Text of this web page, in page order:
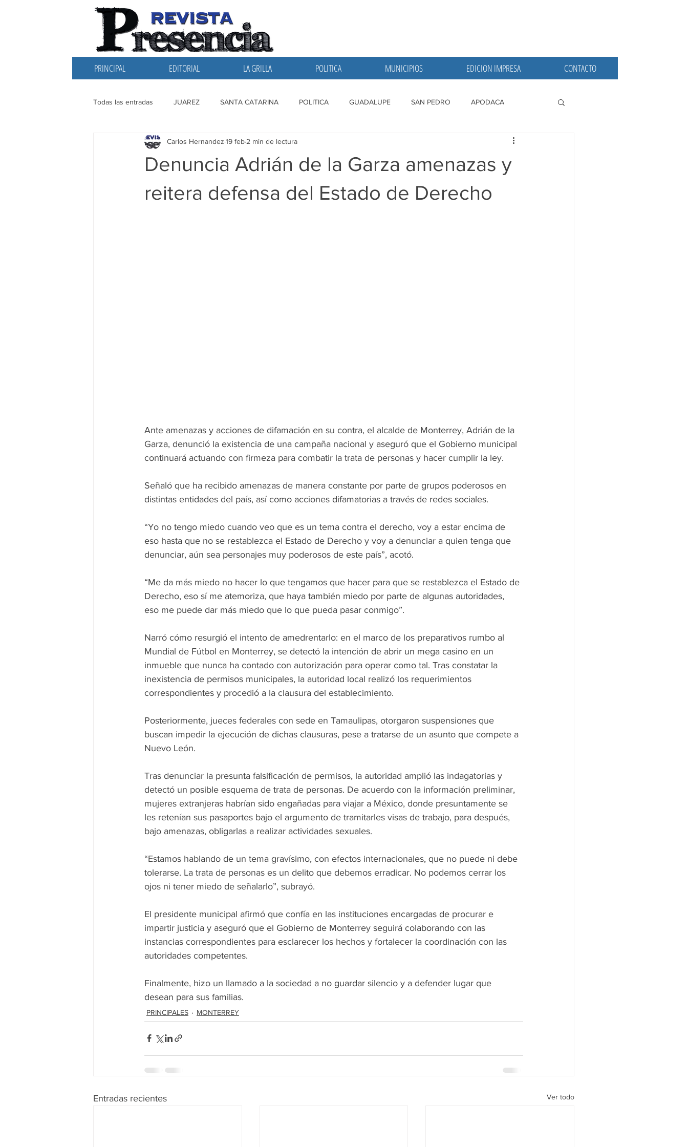
PRINCIPAL EDITORIAL LA GRILLA POLITICA MUNICIPIOS EDICION IMPRESA CONTACTO
Todas las entradas JUAREZ SANTA CATARINA POLITICA GUADALUPE SAN PEDRO APODACA
EDITORIAL SANTIAGO LA GRILLA SAN NICOLAS
Denuncia Adrián de la Garza amenazas y
reitera defensa del Estado de Derecho
Carlos Hernandez 19 feb 2 min de lectura
Ante amenazas y acciones de difamación en su contra, el alcalde de Monterrey, Adrián de la
Garza, denunció la existencia de una campaña nacional y aseguró que el Gobierno municipal
continuará actuando con firmeza para combatir la trata de personas y hacer cumplir la ley.
Señaló que ha recibido amenazas de manera constante por parte de grupos poderosos en
distintas entidades del país, así como acciones difamatorias a través de redes sociales.
“Yo no tengo miedo cuando veo que es un tema contra el derecho, voy a estar encima de
eso hasta que no se restablezca el Estado de Derecho y voy a denunciar a quien tenga que
denunciar, aún sea personajes muy poderosos de este país”, acotó.
“Me da más miedo no hacer lo que tengamos que hacer para que se restablezca el Estado de
Derecho, eso sí me atemoriza, que haya también miedo por parte de algunas autoridades,
eso me puede dar más miedo que lo que pueda pasar conmigo”.
Narró cómo resurgió el intento de amedrentarlo: en el marco de los preparativos rumbo al
Mundial de Fútbol en Monterrey, se detectó la intención de abrir un mega casino en un
inmueble que nunca ha contado con autorización para operar como tal. Tras constatar la
inexistencia de permisos municipales, la autoridad local realizó los requerimientos
correspondientes y procedió a la clausura del establecimiento.
Posteriormente, jueces federales con sede en Tamaulipas, otorgaron suspensiones que
buscan impedir la ejecución de dichas clausuras, pese a tratarse de un asunto que compete a
Nuevo León.
Tras denunciar la presunta falsificación de permisos, la autoridad amplió las indagatorias y
detectó un posible esquema de trata de personas. De acuerdo con la información preliminar,
mujeres extranjeras habrían sido engañadas para viajar a México, donde presuntamente se
les retenían sus pasaportes bajo el argumento de tramitarles visas de trabajo, para después,
bajo amenazas, obligarlas a realizar actividades sexuales.
“Estamos hablando de un tema gravísimo, con efectos internacionales, que no puede ni debe
tolerarse. La trata de personas es un delito que debemos erradicar. No podemos cerrar los
ojos ni tener miedo de señalarlo”, subrayó.
El presidente municipal afirmó que confía en las instituciones encargadas de procurar e
impartir justicia y aseguró que el Gobierno de Monterrey seguirá colaborando con las
instancias correspondientes para esclarecer los hechos y fortalecer la coordinación con las
autoridades competentes.
Finalmente, hizo un llamado a la sociedad a no guardar silencio y a defender lugar que
desean para sus familias.
PRINCIPALES MONTERREY
Entradas recientes Ver todo